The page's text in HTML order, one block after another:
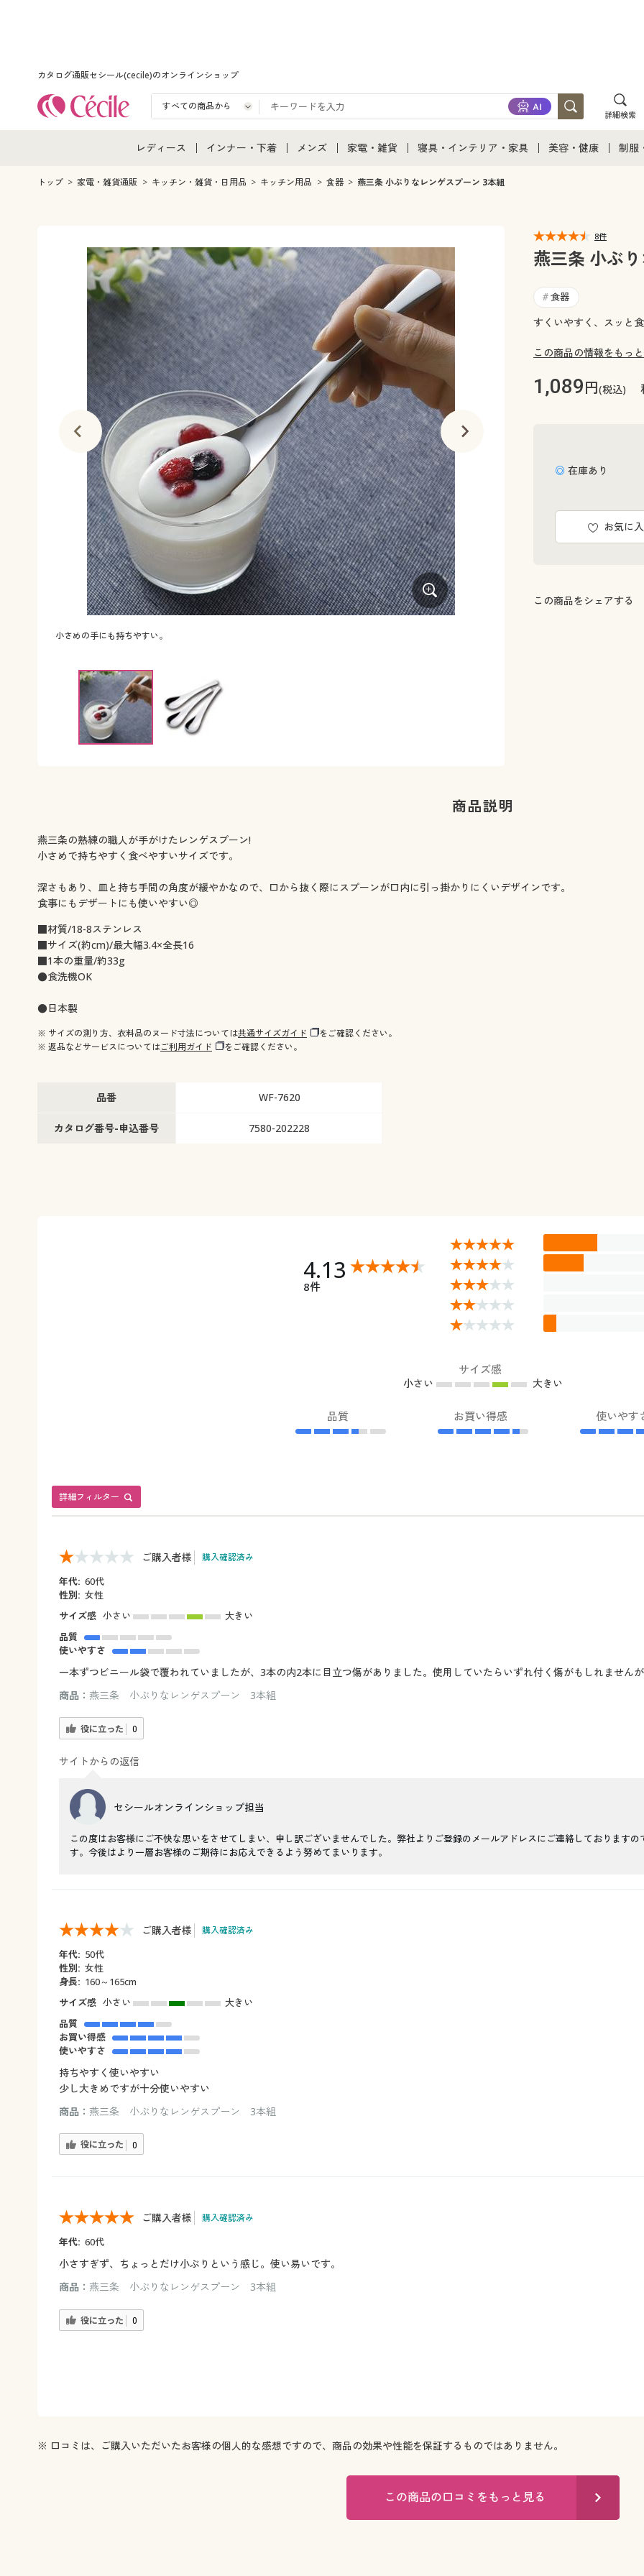
カタログ通販セシール(cecile)のオンラインショップ
詳細検索
レディース
レディース通販すべて
女性下着
インナー・下着
インナー・下着通販すべて
メンズ下着
ジュニア・ティーンズ下着
メンズ
メンズ通販すべて
メンズ下着
家電・雑貨
家電・雑貨すべて
キッチン・雑貨・日用品
寝具・インテリア・家具
寝具・インテリア・家具通販すべて
寝具・ベッド
カーテン・ラグ・ファブリック
美容・健康 制服
ジュ
トップ 家電・雑貨通販 キッチン・雑貨・日用品 キッチン用品 食器 燕三条 小ぶりなレンゲスプーン 3本組
小さめの手にも持ちやすい。
8件
燕三条 小ぶ
# 食器
すくいやすく、スッと
この商品の情報をもっ
1,089円(税込)
◎ 在庫あり
お気に
この商品をシェアする
商品説明
燕三条の熟練の職人が手がけたレンゲスプーン!
小さめで持ちやすく食べやすいサイズです。
深さもあり、皿と持ち手間の角度が緩やかなので、口から抜く際にスプーンが口内に引っ掛かりにくいデザインです。
食事にもデザートにも使いやすい◎
■材質/18-8ステンレス
■サイズ(約cm)/最大幅3.4×全長16
■1本の重量/約33g
●食洗機OK
●日本製
※ サイズの測り方、衣料品のヌード寸法については共通サイズガイド
をご確認ください。
※ 返品などサービスについてはご利用ガイド をご確認ください。
品番 WF-7620
カタログ番号-申込番号 7580-202228
4.13
8件
サイズ感
小さい 大きい
品質 お買い得感 使いやす
詳細フィルター
ご購入者様 購入確認済み
年代: 60代
性別: 女性
サイズ感 小さい
大きい
品質
使いやすさ
一本ずつビニール袋で覆われていましたが、3本の内2本に目立つ傷がありました。使用していたらいずれ付く傷がもしれませんが
商品： 燕三条 小ぶりなレンゲスプーン 3本組
役に立った 0
サイトからの返信
セシールオンラインショップ担当
この度はお客様にご不快な思いをさせてしまい、申し訳ございませんでした。弊社よりご登録のメールアドレスにご連絡しております
す。今後はより一層お客様のご期待にお応えできるよう努めてまいります。
ご購入者様 購入確認済み
年代: 50代
性別: 女性
身長: 160～165cm
サイズ感 小さい
大きい
品質
お買い得感
使いやすさ
持ちやすく使いやすい
少し大きめですが十分使いやすい
商品： 燕三条 小ぶりなレンゲスプーン 3本組
役に立った 0
ご購入者様 購入確認済み
年代: 60代
小さすぎず、ちょっとだけ小ぶりという感じ。使い易いです。
商品： 燕三条 小ぶりなレンゲスプーン 3本組
役に立った 0
※ 口コミは、ご購入いただいたお客様の個人的な感想ですので、商品の効果や性能を保証するものではありません。
この商品の口コミをもっと見る